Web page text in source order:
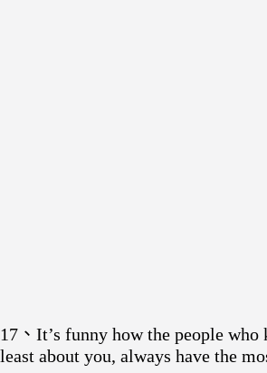
17、It’s funny how the people who
least about you, always have the